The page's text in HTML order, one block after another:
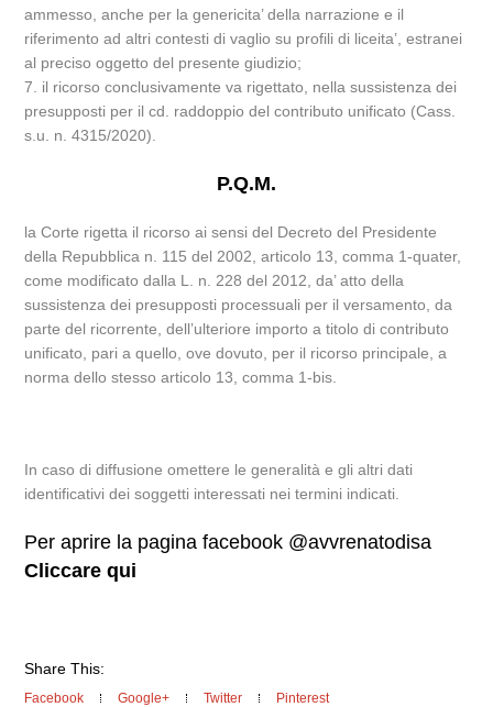
ammesso, anche per la genericita’ della narrazione e il
riferimento ad altri contesti di vaglio su profili di liceita’, estranei
al preciso oggetto del presente giudizio;
7. il ricorso conclusivamente va rigettato, nella sussistenza dei
presupposti per il cd. raddoppio del contributo unificato (Cass.
s.u. n. 4315/2020).
P.Q.M.
la Corte rigetta il ricorso ai sensi del Decreto del Presidente
della Repubblica n. 115 del 2002, articolo 13, comma 1-quater,
come modificato dalla L. n. 228 del 2012, da’ atto della
sussistenza dei presupposti processuali per il versamento, da
parte del ricorrente, dell’ulteriore importo a titolo di contributo
unificato, pari a quello, ove dovuto, per il ricorso principale, a
norma dello stesso articolo 13, comma 1-bis.
In caso di diffusione omettere le generalità e gli altri dati
identificativi dei soggetti interessati nei termini indicati.
Per aprire la pagina facebook @avvrenatodisa
Cliccare qui
Share This:
Facebook Google+ Twitter Pinterest